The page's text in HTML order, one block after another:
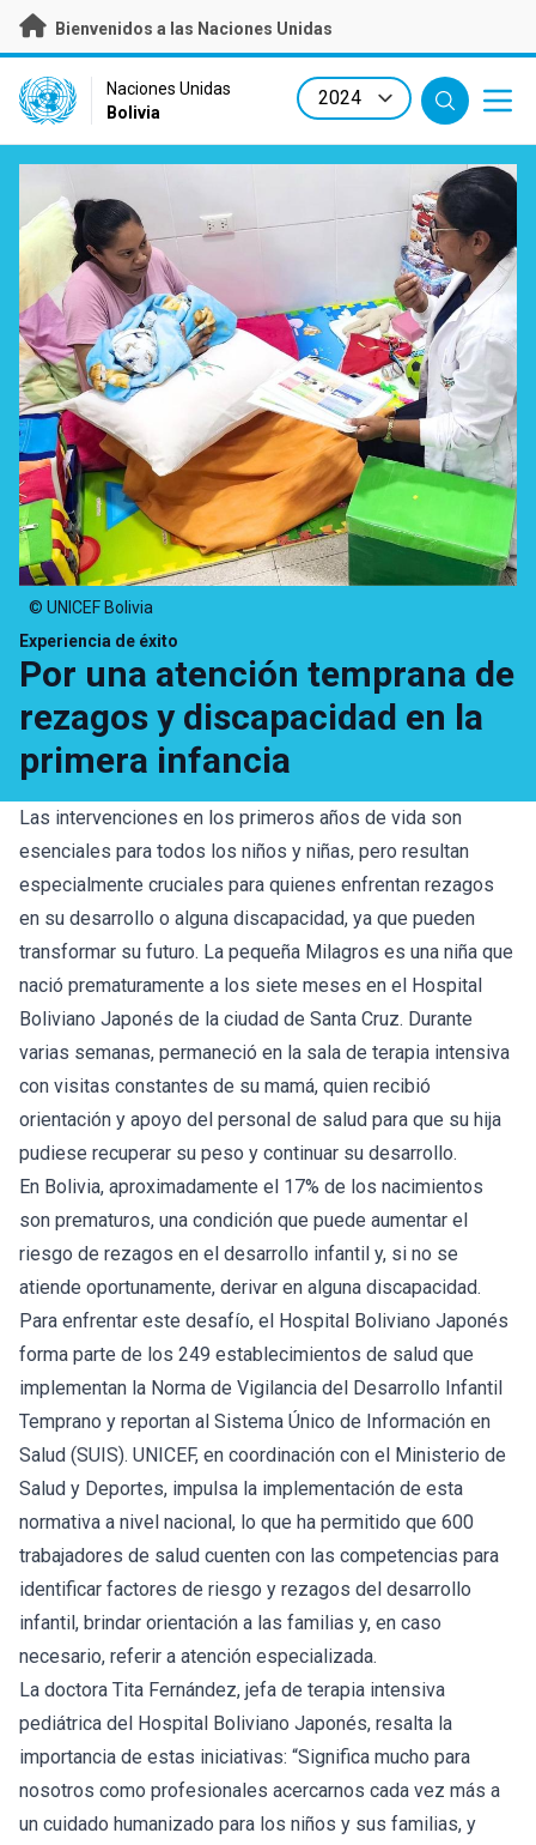
Skip
main
content
Bienvenidos a las Naciones Unidas
UN Logo
Naciones Unidas
Bolivia
Experiencia de éxito
Por una atención temprana de
rezagos y discapacidad en la
primera infancia
© UNICEF Bolivia
Las intervenciones en los primeros años de vida son
esenciales para todos los niños y niñas, pero resultan
especialmente cruciales para quienes enfrentan rezagos
en su desarrollo o alguna discapacidad, ya que pueden
transformar su futuro. La pequeña Milagros es una niña que
nació prematuramente a los siete meses en el Hospital
Boliviano Japonés de la ciudad de Santa Cruz. Durante
varias semanas, permaneció en la sala de terapia intensiva
con visitas constantes de su mamá, quien recibió
orientación y apoyo del personal de salud para que su hija
pudiese recuperar su peso y continuar su desarrollo.
En Bolivia, aproximadamente el 17% de los nacimientos
son prematuros, una condición que puede aumentar el
riesgo de rezagos en el desarrollo infantil y, si no se
atiende oportunamente, derivar en alguna discapacidad.
Para enfrentar este desafío, el Hospital Boliviano Japonés
forma parte de los 249 establecimientos de salud que
implementan la Norma de Vigilancia del Desarrollo Infantil
Temprano y reportan al Sistema Único de Información en
Salud (SUIS). UNICEF, en coordinación con el Ministerio de
Salud y Deportes, impulsa la implementación de esta
normativa a nivel nacional, lo que ha permitido que 600
trabajadores de salud cuenten con las competencias para
identificar factores de riesgo y rezagos del desarrollo
infantil, brindar orientación a las familias y, en caso
necesario, referir a atención especializada.
La doctora Tita Fernández, jefa de terapia intensiva
pediátrica del Hospital Boliviano Japonés, resalta la
importancia de estas iniciativas: “Significa mucho para
nosotros como profesionales acercarnos cada vez más a
un cuidado humanizado para los niños y sus familias, y